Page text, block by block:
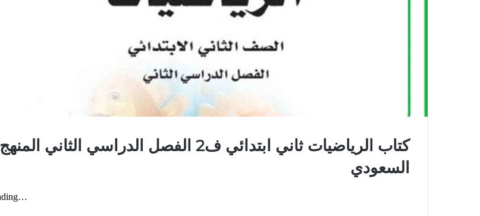
كتاب الرياضيات ثاني ابتدائي ف2 الفصل الدراسي الثاني المنهج
السعودي